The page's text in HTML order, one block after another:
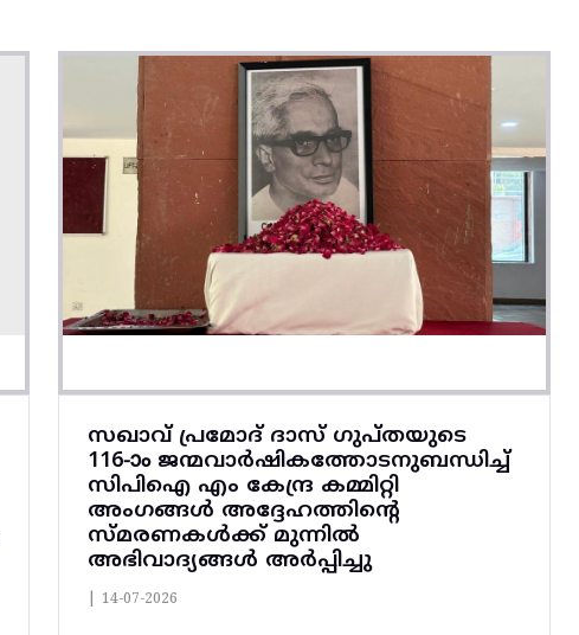
സഖാവ് പ്രമോദ് ദാസ് ഗുപ്തയുടെ
116-ാം ജന്മവാർഷികത്തോടനുബന്ധിച്ച്
സിപിഐ എം കേന്ദ്ര കമ്മിറ്റി
അംഗങ്ങൾ അദ്ദേഹത്തിന്റെ
സ്മരണകൾക്ക് മുന്നിൽ
അഭിവാദ്യങ്ങൾ അർപ്പിച്ചു
14-07-2026